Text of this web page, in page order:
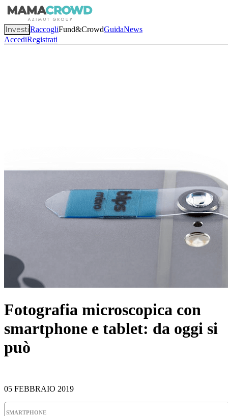
InvestiRaccogliFund&CrowdGuidaNews
AccediRegistrati
Fotografia microscopica con
smartphone e tablet: da oggi si
può
05 FEBBRAIO 2019
SMARTPHONE